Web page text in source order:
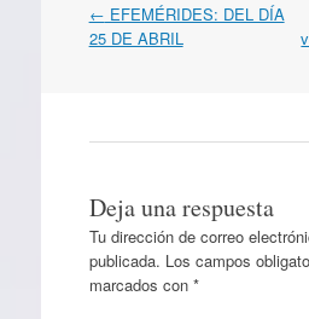
Navegación
por
← EFEMÉRIDES: DEL DÍA
25 DE ABRIL
Deja una respuesta
Tu dirección de correo
publicada. Los campos
marcados con *